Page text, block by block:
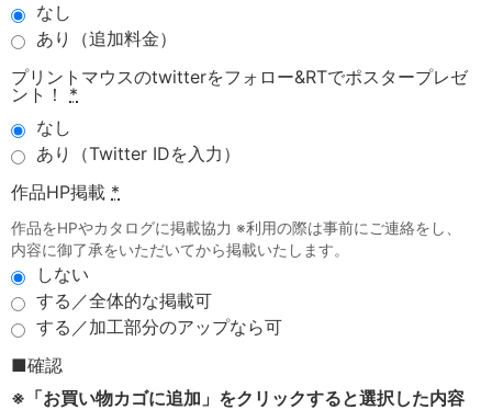
なし
あり（追加料金）
プリントマウスのtwitterをフォロー&RTでポスタープレゼ
ント！
*
なし
あり（Twitter IDを入力）
作品HP掲載 *
作品をHPやカタログに掲載協力 ※利用の際は事前にご連絡をし、
内容に御了承をいただいてから掲載いたします。
しない
する／全体的な掲載可
する／加工部分のアップなら可
■確認
※「お買い物カゴに追加」をクリックすると選択した内容